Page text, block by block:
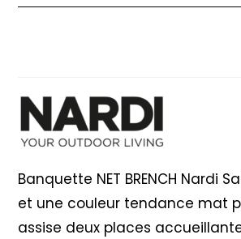
Banquette
Banquette NET BRENCH Nardi
et une couleur tendance mat
assise deux places